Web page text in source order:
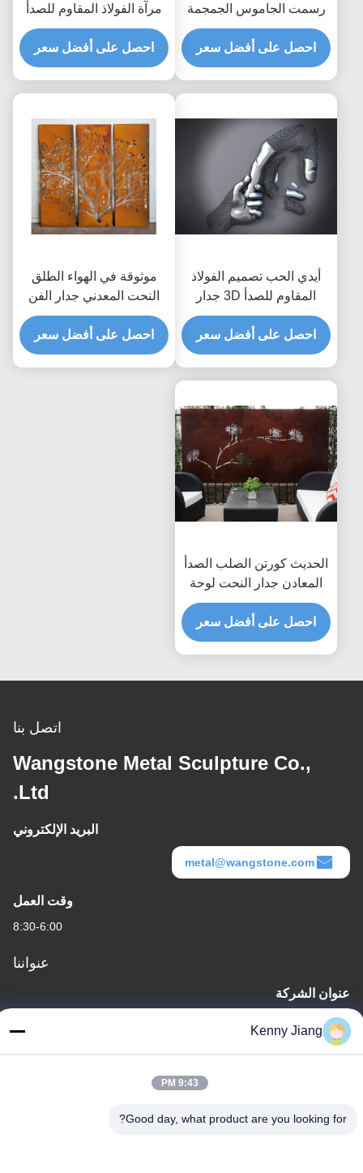
رسمت الجاموس الجمجمة
جدار الفن الفولاذ المقاوم
للصدأ المواد
احصل على أفضل سعر
مرآة الفولاذ المقاوم للصدأ
نحت الجدار
احصل على أفضل سعر
أيدي الحب تصميم الفولاذ
المقاوم للصدأ 3D جدار
معدني النحت مات إنهاء
احصل على أفضل سعر
موثوقة في الهواء الطلق
النحت المعدني جدار الفن
صدئ كورتين الصلب
شاشات / لوحات
احصل على أفضل سعر
الحديث كورتن الصلب الصدأ
المعادن جدار النحت لوحة
الفن ، المعادن النحت جدار
الفن
احصل على أفضل سعر
اتصل بنا
Wangstone Metal Sculpture Co.,
Ltd.
البريد الإلكتروني
metal@wangstone.com
وقت العمل
8:30-6:00
عنواننا
عنوان الشركة
شيامين، الصين
رقم 72، طريق يونغجون، قرية ووفينغ، مدينة تشونغوو، كوانتشو، فوجيان،
Kenny Jiang
9:43 PM
Good day, what product are you looking for?